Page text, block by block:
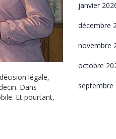
légale,
Dans
Et pourtant,
janvier
décembre
novembre
octobre
septembre